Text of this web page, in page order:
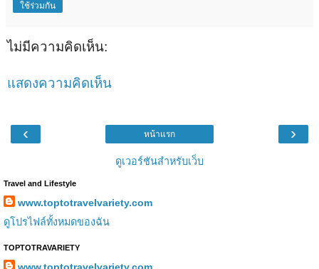
ใช้ร่วมกัน
ไม่มีความคิดเห็น:
แสดงความคิดเห็น
‹ ›
หน้าแรก
ดูเวอร์ชันสำหรับเว็บ
Travel and Lifestyle
www.toptotravelvariety.com
ดูโปรไฟล์ทั้งหมดของฉัน
TOPTOTRAVARIETY